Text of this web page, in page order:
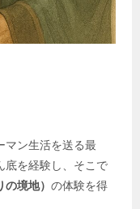
マン生活を送る最
底を経験し、そこで
境地） の体験を得